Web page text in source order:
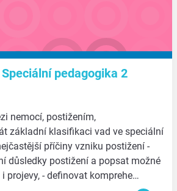
pedagogika 2
nemocí, postižením,
základní klasifikaci vad ve speciální
příčiny vzniku postižení -
důsledky postižení a popsat možné
projevy, - definovat komprehe…